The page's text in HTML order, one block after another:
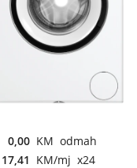
0,00 KM odmah
17,41 KM/mj x24